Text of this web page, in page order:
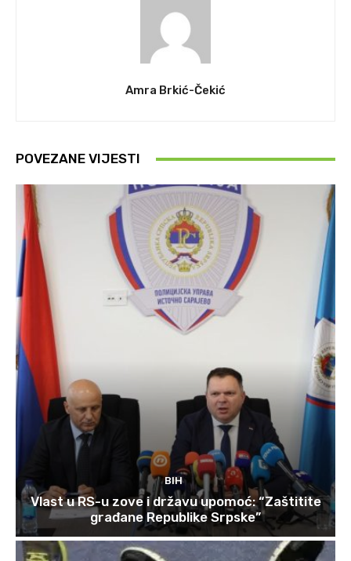
Amra Brkić-Čekić
POVEZANE VIJESTI
BIH
Vlast u RS-u zove i državu upomoć: “Zaštitite
građane Republike Srpske”